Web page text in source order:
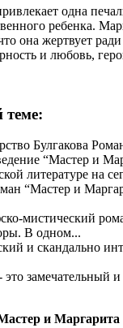
одна
ребенка.
она жертвует
и любовь,
теме:
Булгакова
“Мастер и
литературе на
“Мастер и
мистический
В одном...
и скандально
замечательный
и Маргарита